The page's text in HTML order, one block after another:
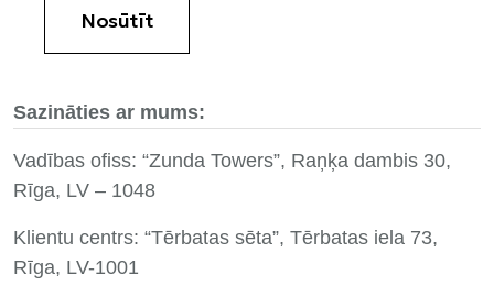
Sazināties ar mums:
Vadības ofiss: “Zunda Towers”, Raņķa dambis 30,
Rīga, LV – 1048
Klientu centrs: “Tērbatas sēta”, Tērbatas iela 73,
Rīga, LV-1001
Nosūtīt